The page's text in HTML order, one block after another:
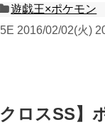
遊戯王×ポケモン
2016/02/02(火)
クロスSS